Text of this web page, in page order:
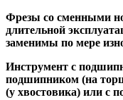
Фрезы со сменными
длительной
заменимы по мере
Инструмент с
подшипником (на
(у хвостовика) или с